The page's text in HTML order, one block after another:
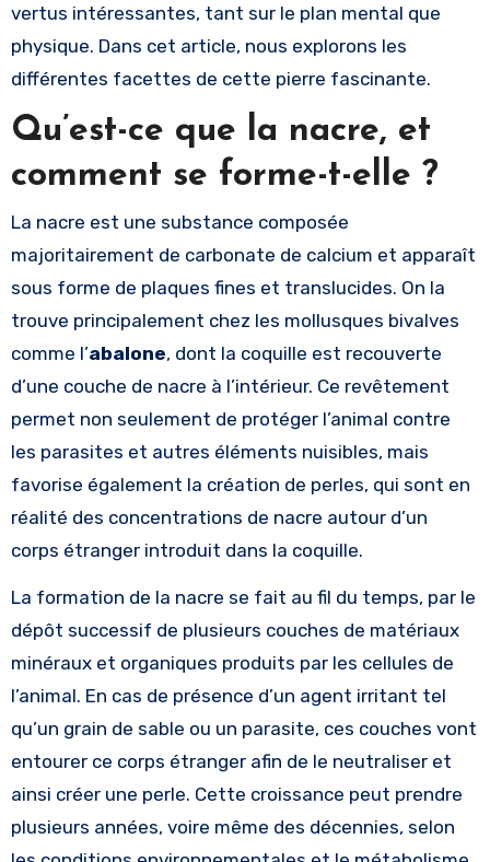
vertus intéressantes, tant sur le plan mental que
physique. Dans cet article, nous explorons les
différentes facettes de cette pierre fascinante.
Qu’est-ce que la nacre, et
comment se forme-t-elle ?
La nacre est une substance composée
majoritairement de carbonate de calcium et apparaît
sous forme de plaques fines et translucides. On la
trouve principalement chez les mollusques bivalves
comme l’abalone, dont la coquille est recouverte
d’une couche de nacre à l’intérieur. Ce revêtement
permet non seulement de protéger l’animal contre
les parasites et autres éléments nuisibles, mais
favorise également la création de perles, qui sont en
réalité des concentrations de nacre autour d’un
corps étranger introduit dans la coquille.
La formation de la nacre se fait au fil du temps, par le
dépôt successif de plusieurs couches de matériaux
minéraux et organiques produits par les cellules de
l’animal. En cas de présence d’un agent irritant tel
qu’un grain de sable ou un parasite, ces couches vont
entourer ce corps étranger afin de le neutraliser et
ainsi créer une perle. Cette croissance peut prendre
plusieurs années, voire même des décennies, selon